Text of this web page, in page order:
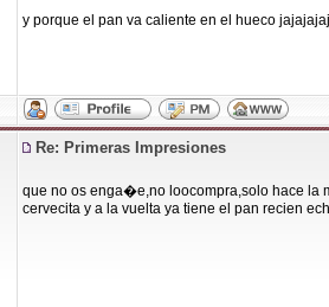
y porque el pan va caliente en el hueco
Re: Primeras Impresiones
que no os enga�e,no loocompra,solo hace la
cervecita y a la vuelta ya tiene el pan recien